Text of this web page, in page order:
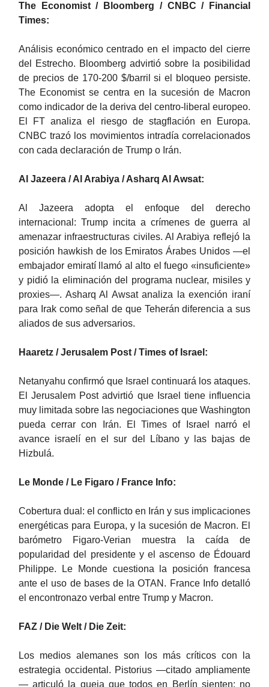
The Economist / Bloomberg / CNBC / Financial
Times:
Análisis económico centrado en el impacto del cierre
del Estrecho. Bloomberg advirtió sobre la posibilidad
de precios de 170-200 $/barril si el bloqueo persiste.
The Economist se centra en la sucesión de Macron
como indicador de la deriva del centro-liberal europeo.
El FT analiza el riesgo de stagflación en Europa.
CNBC trazó los movimientos intradía correlacionados
con cada declaración de Trump o Irán.
Al Jazeera / Al Arabiya / Asharq Al Awsat:
Al Jazeera adopta el enfoque del derecho
internacional: Trump incita a crímenes de guerra al
amenazar infraestructuras civiles. Al Arabiya reflejó la
posición hawkish de los Emiratos Árabes Unidos —el
embajador emiratí llamó al alto el fuego «insuficiente»
y pidió la eliminación del programa nuclear, misiles y
proxies—. Asharq Al Awsat analiza la exención iraní
para Irak como señal de que Teherán diferencia a sus
aliados de sus adversarios.
Haaretz / Jerusalem Post / Times of Israel:
Netanyahu confirmó que Israel continuará los ataques.
El Jerusalem Post advirtió que Israel tiene influencia
muy limitada sobre las negociaciones que Washington
pueda cerrar con Irán. El Times of Israel narró el
avance israelí en el sur del Líbano y las bajas de
Hizbulá.
Le Monde / Le Figaro / France Info:
Cobertura dual: el conflicto en Irán y sus implicaciones
energéticas para Europa, y la sucesión de Macron. El
barómetro Figaro-Verian muestra la caída de
popularidad del presidente y el ascenso de Édouard
Philippe. Le Monde cuestiona la posición francesa
ante el uso de bases de la OTAN. France Info detalló
el encontronazo verbal entre Trump y Macron.
FAZ / Die Welt / Die Zeit:
Los medios alemanes son los más críticos con la
estrategia occidental. Pistorius —citado ampliamente
— articuló la queja que todos en Berlín sienten: no